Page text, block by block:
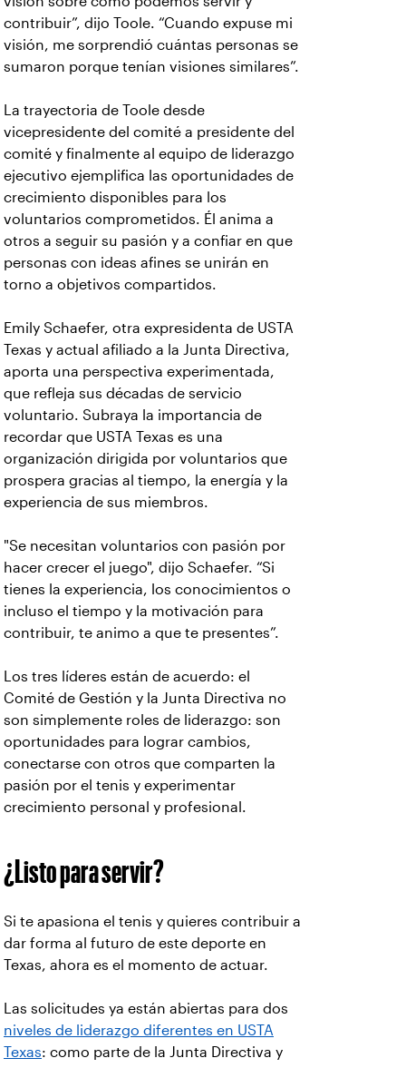
contribuir”, dijo Toole. “Cuando expuse mi
visión, me sorprendió cuántas personas se
sumaron porque tenían visiones similares”.
La trayectoria de Toole desde
vicepresidente del comité a presidente del
comité y finalmente al equipo de liderazgo
ejecutivo ejemplifica las oportunidades de
crecimiento disponibles para los
voluntarios comprometidos. Él anima a
otros a seguir su pasión y a confiar en que
personas con ideas afines se unirán en
torno a objetivos compartidos.
Emily Schaefer, otra expresidenta de USTA
Texas y actual afiliado a la Junta Directiva,
aporta una perspectiva experimentada,
que refleja sus décadas de servicio
voluntario. Subraya la importancia de
recordar que USTA Texas es una
organización dirigida por voluntarios que
prospera gracias al tiempo, la energía y la
experiencia de sus miembros.
"Se necesitan voluntarios con pasión por
hacer crecer el juego", dijo Schaefer. “Si
tienes la experiencia, los conocimientos o
incluso el tiempo y la motivación para
contribuir, te animo a que te presentes”.
Los tres líderes están de acuerdo: el
Comité de Gestión y la Junta Directiva no
son simplemente roles de liderazgo: son
oportunidades para lograr cambios,
conectarse con otros que comparten la
pasión por el tenis y experimentar
crecimiento personal y profesional.
¿Listo para servir?
Si te apasiona el tenis y quieres contribuir a
dar forma al futuro de este deporte en
Texas, ahora es el momento de actuar.
Las solicitudes ya están abiertas para dos
niveles de liderazgo diferentes en USTA
Texas: como parte de la Junta Directiva y